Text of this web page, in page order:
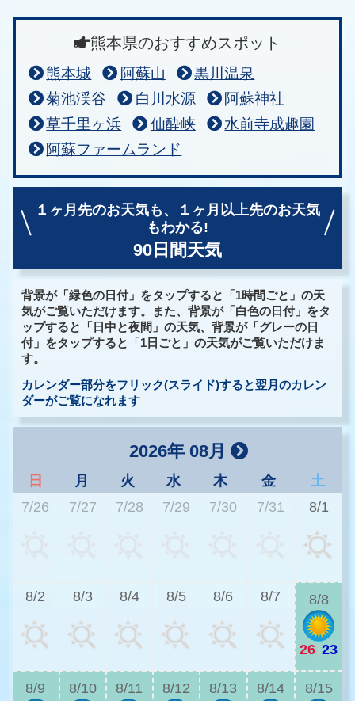
熊本県のおすすめスポット
熊本城 阿蘇山
黒川温泉
菊池渓谷
白川水源
阿蘇神社
草千里ヶ浜
仙酔峡
水前寺成趣園
阿蘇ファームランド
１ヶ月先のお天気も、
１ヶ月以上先のお天気
もわかる!
90日間天気
背景が「緑色の日付」をタップすると「1時間ごと」の天
気がご覧いただけます。また、背景が「白色の日付」をタ
ップすると「日中と夜間」の天気、背景が「グレーの日
付」をタップすると「1日ごと」の天気がご覧いただけま
す。
カレンダー部分をフリック(スライド)すると翌月のカレン
ダーがご覧になれます
2026年 08月
日 月 火 水 木 金
土
7/26
7/27 7/28 7/29 7/30 7/31 8/1
8/2 8/3 8/4 8/5 8/6 8/7 8/8
26|23
8/9 8/10 8/11 8/12 8/13 8/14 8/15